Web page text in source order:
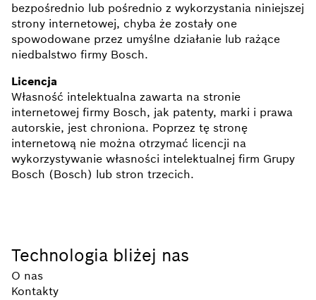
bezpośrednio lub pośrednio z wykorzystania niniejszej
strony internetowej, chyba że zostały one
spowodowane przez umyślne działanie lub rażące
niedbalstwo firmy Bosch.
Licencja
Własność intelektualna zawarta na stronie
internetowej firmy Bosch, jak patenty, marki i prawa
autorskie, jest chroniona. Poprzez tę stronę
internetową nie można otrzymać licencji na
wykorzystywanie własności intelektualnej firm Grupy
Bosch (Bosch) lub stron trzecich.
Technologia bliżej nas
O nas
Kontakty